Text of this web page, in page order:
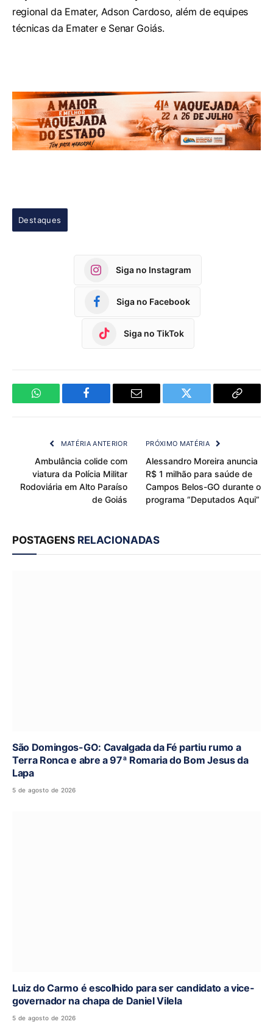
regional da Emater, Adson Cardoso, além de equipes
técnicas da Emater e Senar Goiás.
Destaques
Siga no Instagram
Siga no Facebook
Siga no TikTok
WhatsApp Facebook Email Twitter
Copy
MATÉRIA ANTERIOR
Ambulância colide com
viatura da Polícia Militar
Rodoviária em Alto Paraíso
de Goiás
PRÓXIMO MATÉRIA
Alessandro Moreira anuncia
R$ 1 milhão para saúde de
Campos Belos-GO durante o
programa “Deputados Aqui”
POSTAGENS RELACIONADAS
São Domingos-GO: Cavalgada da Fé partiu rumo a
Terra Ronca e abre a 97ª Romaria do Bom Jesus da
Lapa
5 de agosto de 2026
Luiz do Carmo é escolhido para ser candidato a vice-
governador na chapa de Daniel Vilela
5 de agosto de 2026